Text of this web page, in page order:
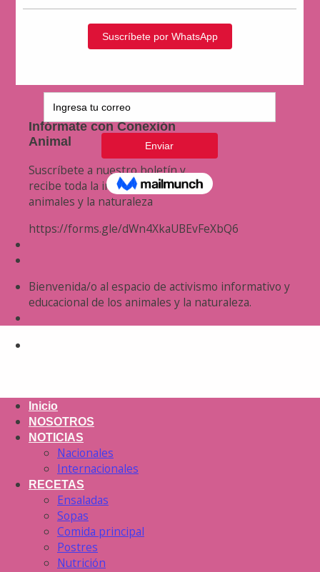
Infórmate con Conexión
Animal
Suscríbete a nuestro boletín y
recibe toda la información de los
animales y la naturaleza
https://forms.gle/dWn4XkaUBEvFeXbQ6
Bienvenida/o al espacio de activismo informativo y
educacional de los animales y la naturaleza.
Inicio
NOSOTROS
NOTICIAS
Nacionales
Internacionales
RECETAS
Ensaladas
Sopas
Comida principal
Postres
Nutrición